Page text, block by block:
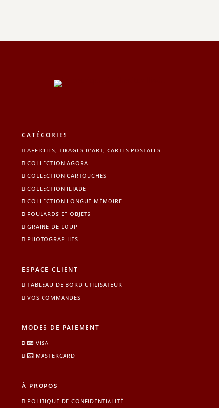
CATÉGORIES
AFFICHES, TIRAGES D'ART, CARTES POSTALES
COLLECTION AGORA
COLLECTION CARTOUCHES
COLLECTION ILIADE
COLLECTION LONGUE MÉMOIRE
FOULARDS ET OBJETS
GRAINE DE LOUP
PHOTOGRAPHIES
ESPACE CLIENT
TABLEAU DE BORD UTILISATEUR
VOS COMMANDES
MODES DE PAIEMENT
VISA
MASTERCARD
À PROPOS
POLITIQUE DE CONFIDENTIALITÉ